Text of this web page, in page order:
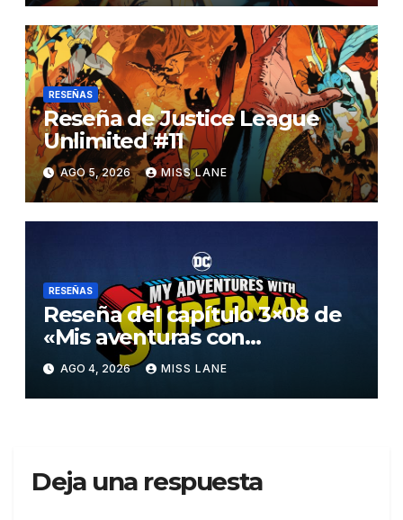
RESEÑAS
Reseña de Justice League
Unlimited #11
AGO 5, 2026 MISS LANE
RESEÑAS
Reseña del capítulo 3×08 de
«Mis aventuras con
Superman»
AGO 4, 2026 MISS LANE
Deja una respuesta